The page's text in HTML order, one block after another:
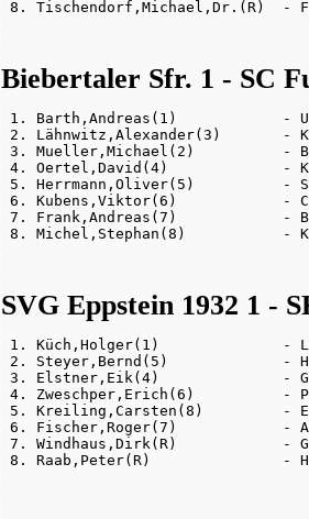
Biebertaler Sfr. 1 - SC
1. Barth,Andreas(1)            -
2. Lähnwitz,Alexander(3)       -
3. Mueller,Michael(2)          -
4. Oertel,David(4)             -
5. Herrmann,Oliver(5)          -
6. Kubens,Viktor(6)            -
7. Frank,Andreas(7)            -
SVG Eppstein 1932 1 -
1. Küch,Holger(1)              -
2. Steyer,Bernd(5)             -
3. Elstner,Eik(4)              -
4. Zweschper,Erich(6)
5. Kreiling,Carsten(8)         -
6. Fischer,Roger(7)            -
7. Windhaus,Dirk(R)            -